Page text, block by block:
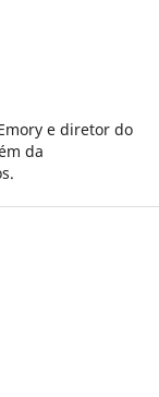
e diretor do
da